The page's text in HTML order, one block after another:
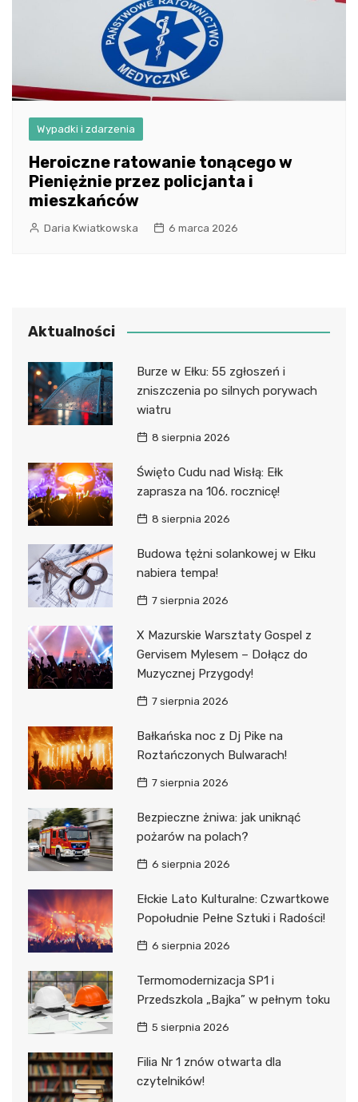
Wypadki i zdarzenia
Heroiczne ratowanie tonącego w
Pieniężnie przez policjanta i
mieszkańców
Daria Kwiatkowska 6 marca 2026
Aktualności
Burze w Ełku: 55 zgłoszeń i
zniszczenia po silnych porywach
wiatru
8 sierpnia 2026
Święto Cudu nad Wisłą: Ełk
zaprasza na 106. rocznicę!
8 sierpnia 2026
Budowa tężni solankowej w Ełku
nabiera tempa!
7 sierpnia 2026
X Mazurskie Warsztaty Gospel z
Gervisem Mylesem – Dołącz do
Muzycznej Przygody!
7 sierpnia 2026
Bałkańska noc z Dj Pike na
Roztańczonych Bulwarach!
7 sierpnia 2026
Bezpieczne żniwa: jak uniknąć
pożarów na polach?
6 sierpnia 2026
Ełckie Lato Kulturalne: Czwartkowe
Popołudnie Pełne Sztuki i Radości!
6 sierpnia 2026
Termomodernizacja SP1 i
Przedszkola „Bajka” w pełnym toku
5 sierpnia 2026
Filia Nr 1 znów otwarta dla
czytelników!